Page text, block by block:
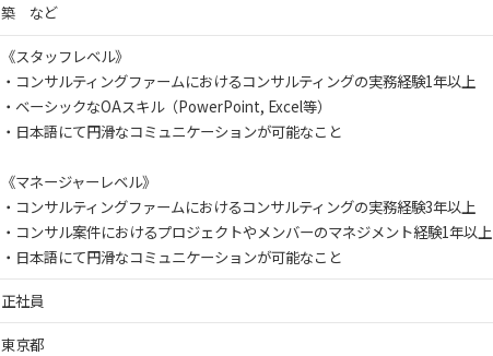
築 など
《スタッフレベル》
・コンサルティングファームにおけるコンサルティングの実務経験1年以上
・ベーシックなOAスキル（PowerPoint, Excel等）
・日本語にて円滑なコミュニケーションが可能なこと
《マネージャーレベル》
・コンサルティングファームにおけるコンサルティングの実務経験3年以上
・コンサル案件におけるプロジェクトやメンバーのマネジメント経験1年以上
・日本語にて円滑なコミュニケーションが可能なこと
正社員
東京都